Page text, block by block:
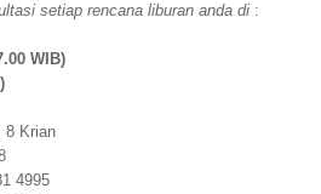
setiap rencana liburan anda di :
WIB)
8 Krian
4995